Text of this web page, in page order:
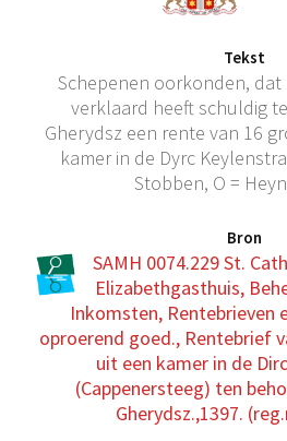
Tekst
Schepenen oorkonden, dat
verklaard heeft schuldig
Gherydsz een rente van 16
kamer in de Dyrc
Stobben, O =
Bron
SAMH 0074.229 St.
Elizabethgasthuis,
Inkomsten, Rentebrieven
oproerend goed., Rentebrief
uit een kamer in de
(Cappenersteeg) ten
Gherydsz.,1397.